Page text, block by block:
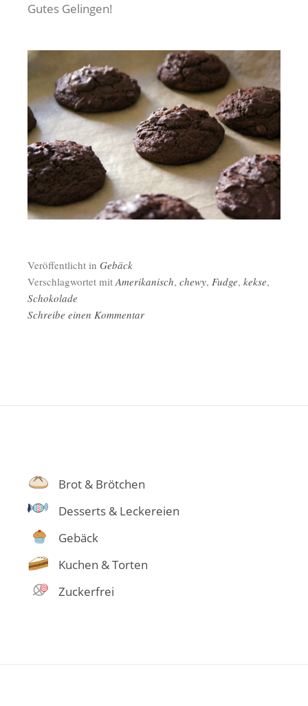
Gutes Gelingen!
Veröffentlicht in Gebäck
Verschlagwortet mit Amerikanisch, chewy, Fudge, kekse,
Schokolade
Schreibe einen Kommentar
Brot & Brötchen
Desserts & Leckereien
Gebäck
Kuchen & Torten
Zuckerfrei